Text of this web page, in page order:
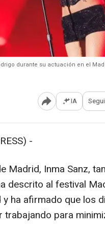
durante su actuación en el
Abrir IA
-
Madrid, Inma Sanz,
descrito al festival
ha afirmado que los
para